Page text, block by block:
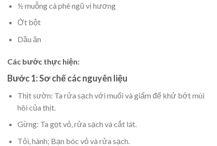
½ muỗng cà phê ngũ vị hương
Ớt bột
Dầu ăn
Các bước thực hiện:
Bước 1: Sơ chế các nguyên liệu
Thịt sườn: Ta rửa sạch với muối và giấm để khử bớt mùi
hôi của thịt.
Gừng: Ta gọt vỏ, rửa sạch và cắt lát.
Tỏi, hành; Bạn bóc vỏ và rửa sạch.